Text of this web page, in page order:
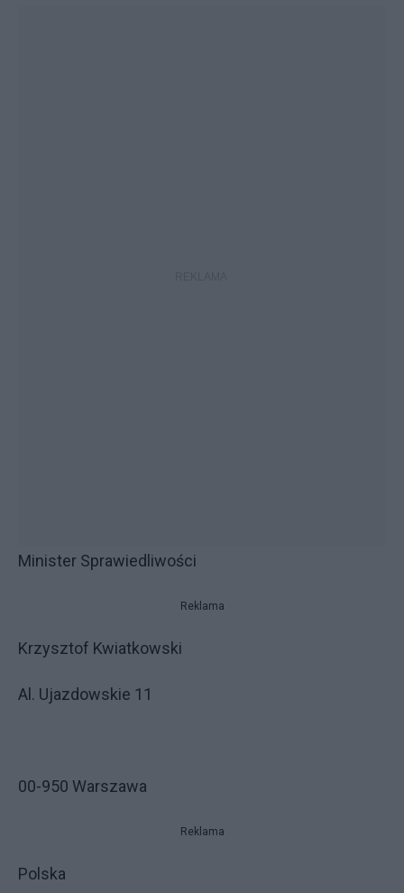
Minister Sprawiedliwości
Reklama
Krzysztof Kwiatkowski
Al. Ujazdowskie 11
00-950 Warszawa
Reklama
Polska